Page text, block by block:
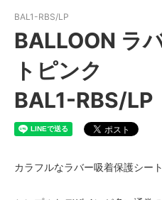
BAL1-RBS/LP
BALLOON ラ
トピンク
BAL1-RBS/LP
カラフルなラバー吸着保護シー